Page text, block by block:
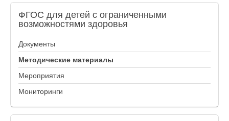
ФГОС для детей с ограниченными
возможностями здоровья
Документы
Методические материалы
Мероприятия
Мониторинги